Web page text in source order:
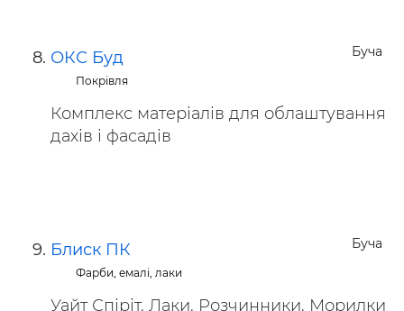
Буча
ОКС Буд
Покрівля
Комплекс матеріалів для облаштування
дахів і фасадів
Буча
Блиск ПК
Фарби, емалі, лаки
Уайт Спіріт. Лаки. Розчинники. Морилки